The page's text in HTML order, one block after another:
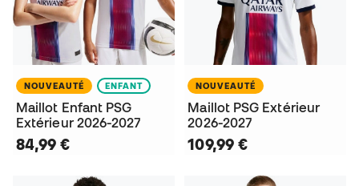
NOUVEAUTÉ ENFANT
Maillot Enfant PSG
Extérieur 2026-2027
84,99 €
NOUVEAUTÉ
Maillot PSG Extérieur
2026-2027
109,99 €